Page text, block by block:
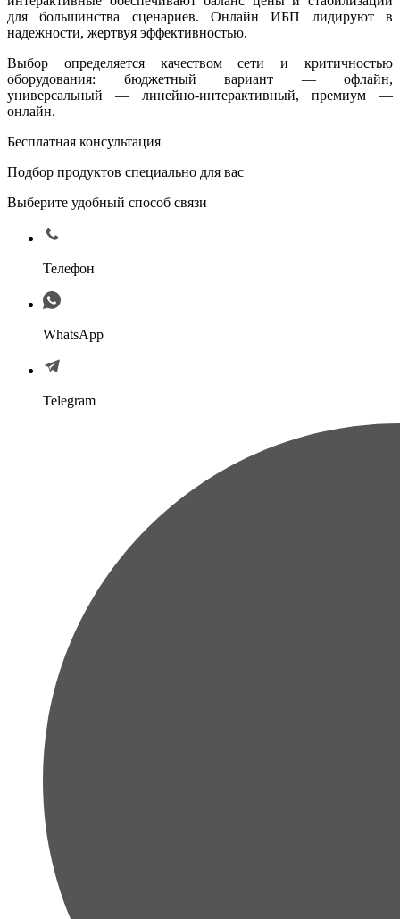
для большинства сценариев. Онлайн ИБП лидируют в
надежности, жертвуя эффективностью.
Выбор определяется качеством сети и критичностью
оборудования: бюджетный вариант — офлайн,
универсальный — линейно-интерактивный, премиум —
онлайн.
Бесплатная консультация
Подбор продуктов специально для вас
Выберите удобный способ связи
Телефон
WhatsApp
Telegram